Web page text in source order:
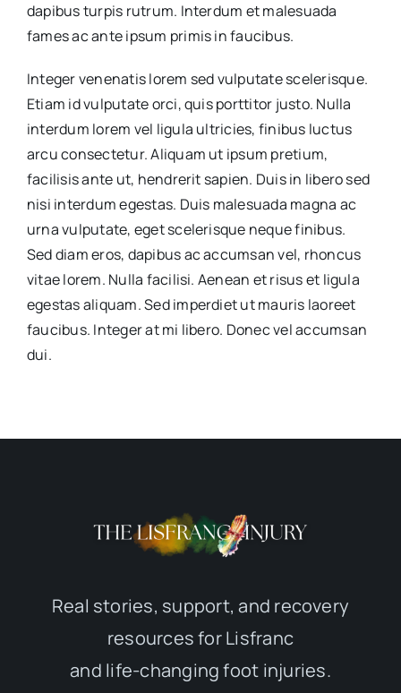
dapibus turpis rutrum. Interdum et malesuada
fames ac ante ipsum primis in faucibus.
Integer venenatis lorem sed vulputate scelerisque.
Etiam id vulputate orci, quis porttitor justo. Nulla
interdum lorem vel ligula ultricies, finibus luctus
arcu consectetur. Aliquam ut ipsum pretium,
facilisis ante ut, hendrerit sapien. Duis in libero sed
nisi interdum egestas. Duis malesuada magna ac
urna vulputate, eget scelerisque neque finibus.
Sed diam eros, dapibus ac accumsan vel, rhoncus
vitae lorem. Nulla facilisi. Aenean et risus et ligula
egestas aliquam. Sed imperdiet ut mauris laoreet
faucibus. Integer at mi libero. Donec vel accumsan
dui.
Real stories, support, and recovery
resources for Lisfranc
and life-changing foot injuries.